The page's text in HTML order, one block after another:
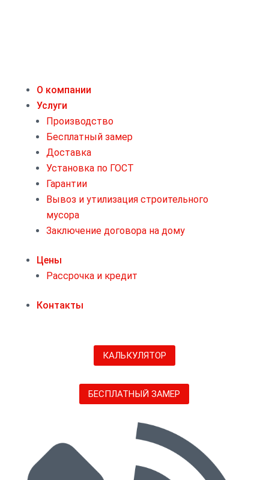
О компании
Услуги
Производство
Бесплатный замер
Доставка
Установка по ГОСТ
Гарантии
Вывоз и утилизация строительного
мусора
Заключение договора на дому
Цены
Рассрочка и кредит
Контакты
КАЛЬКУЛЯТОР
БЕСПЛАТНЫЙ ЗАМЕР